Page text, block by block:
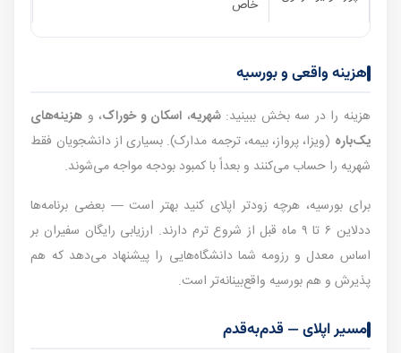
خاص
هزینه واقعی و بورسیه
هزینه را در سه بخش ببینید:شهریه، اسکان و خوراک، و هزینه‌های
یک‌باره (ویزا، پرواز، بیمه، ترجمه مدارک). بسیاری از دانشجویان فقط
شهریه را حساب می‌کنند و بعداً با کمبود بودجه مواجه می‌شوند.
برای بورسیه، هرچه زودتر اپلای کنید بهتر است — بعضی برنامه‌ها
ددلاین ۶ تا ۹ ماه قبل از شروع ترم دارند. ارزیابی رایگان سفیران بر
اساس معدل و رزومه شما دانشگاه‌هایی را پیشنهاد می‌دهد که هم
پذیرش و هم بورسیه واقع‌بینانه‌تر است.
مسیر اپلای — قدم‌به‌قدم